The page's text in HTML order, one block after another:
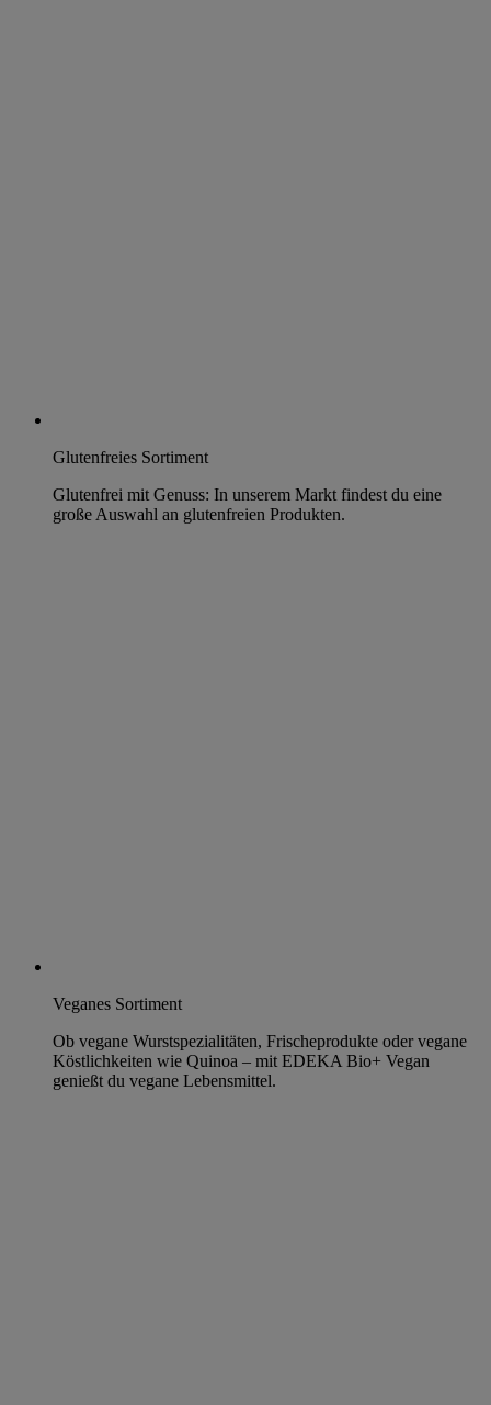
Glutenfreies Sortiment
Glutenfrei mit Genuss: In unserem Markt findest du eine
große Auswahl an glutenfreien Produkten.
Veganes Sortiment
Ob vegane Wurstspezialitäten, Frischeprodukte oder vegane
Köstlichkeiten wie Quinoa – mit EDEKA Bio+ Vegan
genießt du vegane Lebensmittel.